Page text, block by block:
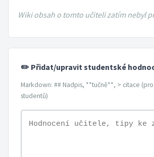
Wiki obsah o tomto učiteli zatím nebyl
✏️ Přidat/upravit studentské
Markdown: ## Nadpis, **tučně**, > citace
studentů)